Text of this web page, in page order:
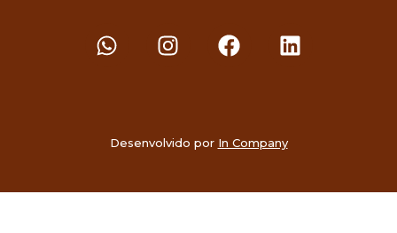
Desenvolvido por In Company